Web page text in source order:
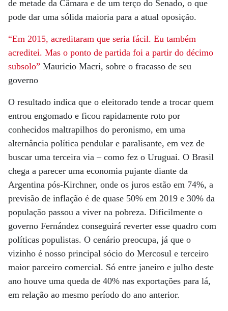
de metade da Câmara e de um terço do Senado, o que
pode dar uma sólida maioria para a atual oposição.
“Em 2015, acreditaram que seria fácil. Eu também
acreditei. Mas o ponto de partida foi a partir do décimo
subsolo” Mauricio Macri, sobre o fracasso de seu
governo
O resultado indica que o eleitorado tende a trocar quem
entrou engomado e ficou rapidamente roto por
conhecidos maltrapilhos do peronismo, em uma
alternância política pendular e paralisante, em vez de
buscar uma terceira via – como fez o Uruguai. O Brasil
chega a parecer uma economia pujante diante da
Argentina pós-Kirchner, onde os juros estão em 74%, a
previsão de inflação é de quase 50% em 2019 e 30% da
população passou a viver na pobreza. Dificilmente o
governo Fernández conseguirá reverter esse quadro com
políticas populistas. O cenário preocupa, já que o
vizinho é nosso principal sócio do Mercosul e terceiro
maior parceiro comercial. Só entre janeiro e julho deste
ano houve uma queda de 40% nas exportações para lá,
em relação ao mesmo período do ano anterior.